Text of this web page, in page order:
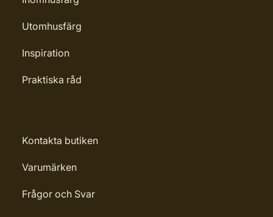
Utomhusfärg
Inspiration
Praktiska råd
Kontakta butiken
Varumärken
Frågor och Svar